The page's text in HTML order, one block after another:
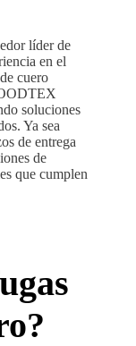
líder de
en el
cuero
soluciones
Ya sea
de entrega
de
que cumplen